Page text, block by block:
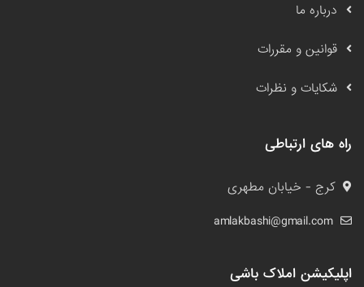
درباره ما
قوانین و مقررات
شکایات و نظرات
راه های ارتباطی
کرج - خیابان مطهری
amlakbashi@gmail.com
اپلیکیشن املاک باشی